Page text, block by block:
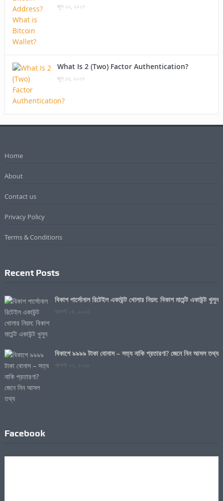
জুন ২০, ২০১৭
What Is 2 (Two) Factor Authentication?
জুন ১৩, ২০১৭
Home
About
Contact us
Privacy Policy
Terms & Conditions
Recent Posts
বিকাশ পার্সোনাল রিটেইল একাউন্ট খোলার নিয়ম: বিকাশ মার্চেন্ট একাউন্ট খুলুন
আগস্ট ০৪, ২০২৬
বিকাশে ৯৯৯৯ টাকা বোনাস – সত্য নাকি প্রতারণা? জেনে নিন আসল তথ্য
আগস্ট ০২, ২০২৬
Facebook